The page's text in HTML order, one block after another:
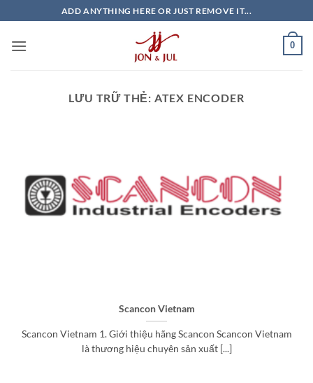
qua
nội
ADD ANYTHING HERE OR JUST REMOVE IT...
0
LƯU TRỮ THẺ: ATEX ENCODER
Scancon Vietnam
Scancon Vietnam 1. Giới thiệu hãng Scancon Scancon Vietnam
là thương hiệu chuyên sản xuất [...]